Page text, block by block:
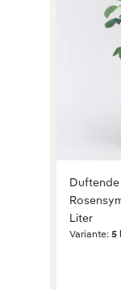
Liter
Variante: